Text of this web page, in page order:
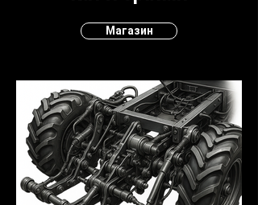
Магазин